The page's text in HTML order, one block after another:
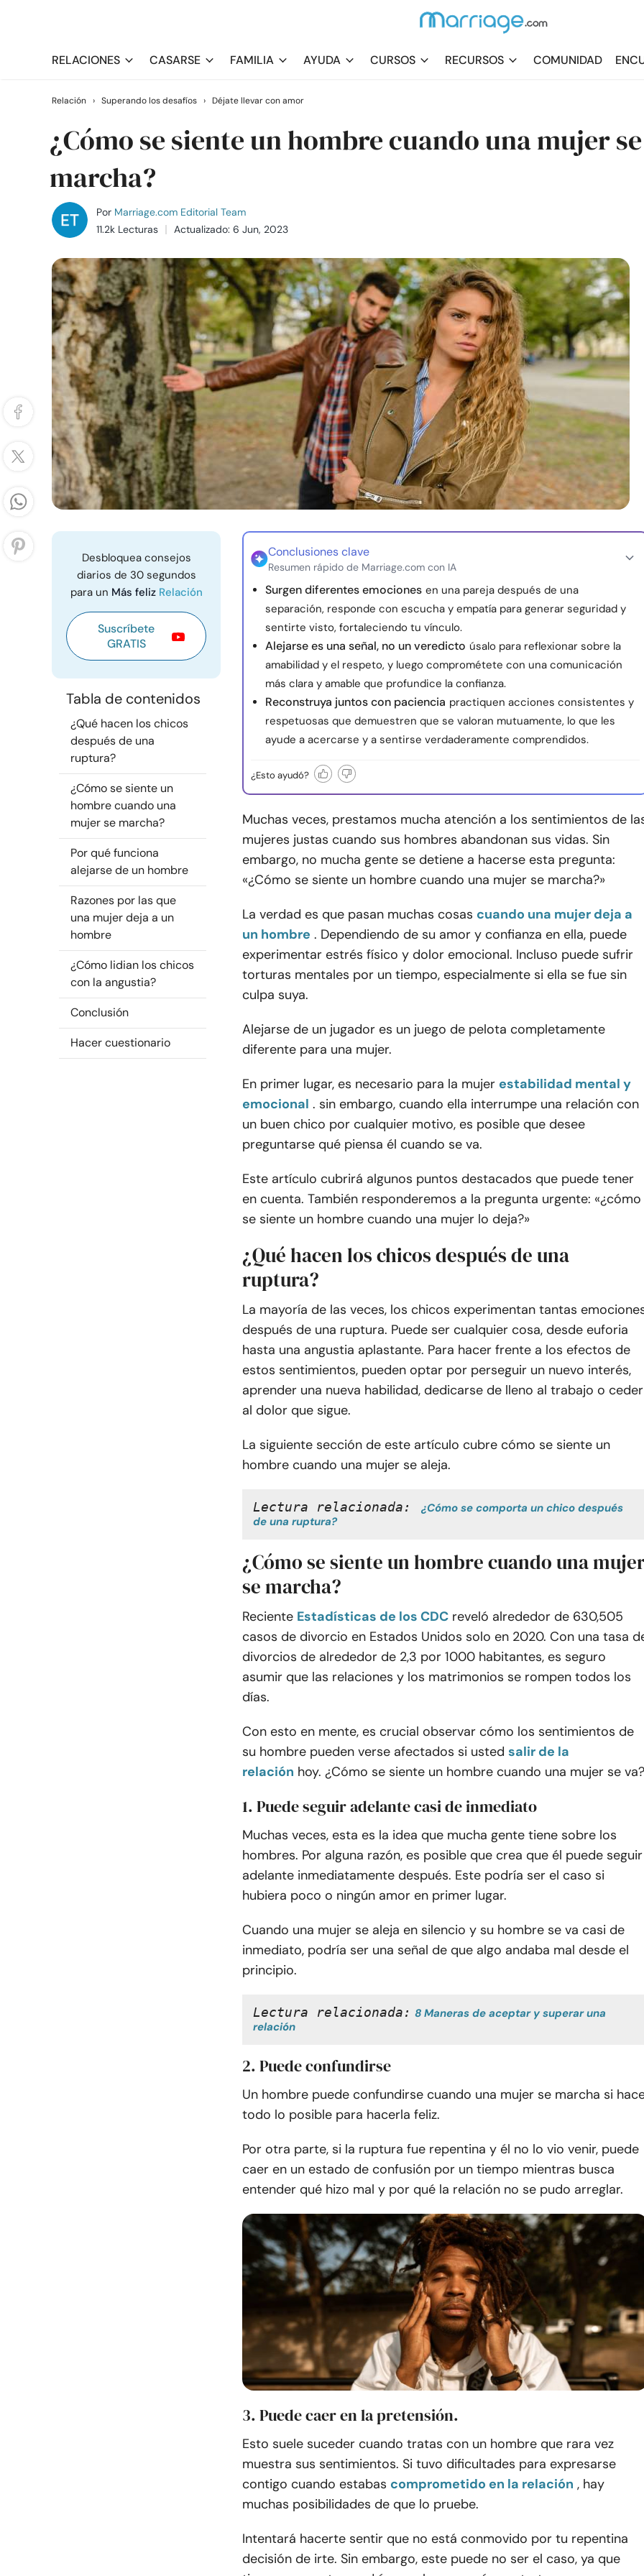
RELACIONES CASARSE FAMILIA AYUDA CURSOS RECURSOS COMUNIDAD
Relación › Superando los desafíos › Déjate llevar con amor
¿Cómo se siente un hombre cuando una mujer se
marcha?
Por Marriage.com Editorial Team
11.2k Lecturas
Actualizado: 6 Jun, 2023
Desbloquea consejos
diarios de 30 segundos
para un Más feliz Relación
Suscríbete
GRATIS
Tabla de contenidos
¿Qué hacen los chicos
después de una
ruptura?
¿Cómo se siente un
hombre cuando una
mujer se marcha?
Por qué funciona
alejarse de un hombre
Razones por las que
una mujer deja a un
hombre
¿Cómo lidian los chicos
con la angustia?
Conclusión
Hacer cuestionario
Conclusiones clave
Resumen rápido de Marriage.com con IA
Surgen diferentes emociones en una pareja después de una
separación, responde con escucha y empatía para generar seguridad y
sentirte visto, fortaleciendo tu vínculo.
Alejarse es una señal, no un veredicto úsalo para reflexionar sobre la
amabilidad y el respeto, y luego comprométete con una comunicación
más clara y amable que profundice la confianza.
Reconstruya juntos con paciencia practiquen acciones consistentes y
respetuosas que demuestren que se valoran mutuamente, lo que les
ayude a acercarse y a sentirse verdaderamente comprendidos.
¿Esto ayudó?
Muchas veces, prestamos mucha atención a los sentimientos de
mujeres justas cuando sus hombres abandonan sus vidas. Sin
embargo, no mucha gente se detiene a hacerse esta pregunta:
«¿Cómo se siente un hombre cuando una mujer se marcha?»
La verdad es que pasan muchas cosas cuando una mujer deja a
un hombre . Dependiendo de su amor y confianza en ella, puede
experimentar estrés físico y dolor emocional. Incluso puede sufrir
torturas mentales por un tiempo, especialmente si ella se fue sin
culpa suya.
Alejarse de un jugador es un juego de pelota completamente
diferente para una mujer.
En primer lugar, es necesario para la mujer estabilidad mental y
emocional . sin embargo, cuando ella interrumpe una relación con
un buen chico por cualquier motivo, es posible que desee
preguntarse qué piensa él cuando se va.
Este artículo cubrirá algunos puntos destacados que puede tener
en cuenta. También responderemos a la pregunta urgente: «¿cómo
se siente un hombre cuando una mujer lo deja?»
¿Qué hacen los chicos después de una
ruptura?
La mayoría de las veces, los chicos experimentan tantas
después de una ruptura. Puede ser cualquier cosa, desde euforia
hasta una angustia aplastante. Para hacer frente a los efectos de
estos sentimientos, pueden optar por perseguir un nuevo interés,
aprender una nueva habilidad, dedicarse de lleno al trabajo o ceder
al dolor que sigue.
La siguiente sección de este artículo cubre cómo se siente un
hombre cuando una mujer se aleja.
Lectura relacionada:
¿Cómo se comporta un chico después
de una ruptura?
¿Cómo se siente un hombre cuando una
se marcha?
Reciente Estadísticas de los CDC reveló alrededor de 630,505
casos de divorcio en Estados Unidos solo en 2020. Con una tasa
divorcios de alrededor de 2,3 por 1000 habitantes, es seguro
asumir que las relaciones y los matrimonios se rompen todos los
días.
Con esto en mente, es crucial observar cómo los sentimientos de
su hombre pueden verse afectados si usted salir de la
relación hoy. ¿Cómo se siente un hombre cuando una mujer se va?
1. Puede seguir adelante casi de inmediato
Muchas veces, esta es la idea que mucha gente tiene sobre los
hombres. Por alguna razón, es posible que crea que él puede seguir
adelante inmediatamente después. Este podría ser el caso si
hubiera poco o ningún amor en primer lugar.
Cuando una mujer se aleja en silencio y su hombre se va casi de
inmediato, podría ser una señal de que algo andaba mal desde el
principio.
Lectura relacionada: 8 Maneras de aceptar y superar una
relación
2. Puede confundirse
Un hombre puede confundirse cuando una mujer se marcha si
todo lo posible para hacerla feliz.
Por otra parte, si la ruptura fue repentina y él no lo vio venir, puede
caer en un estado de confusión por un tiempo mientras busca
entender qué hizo mal y por qué la relación no se pudo arreglar.
3. Puede caer en la pretensión.
Esto suele suceder cuando tratas con un hombre que rara vez
muestra sus sentimientos. Si tuvo dificultades para expresarse
contigo cuando estabas comprometido en la relación , hay
muchas posibilidades de que lo pruebe.
Intentará hacerte sentir que no está conmovido por tu repentina
decisión de irte. Sin embargo, este puede no ser el caso, ya que